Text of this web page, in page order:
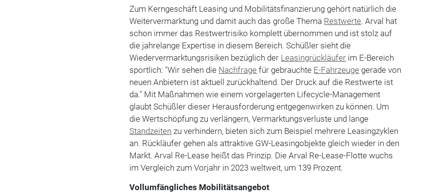
Zum Kerngeschäft Leasing und Mobilitätsfinanzierung gehört natürlich die
Weitervermarktung und damit auch das große Thema Restwerte. Arval hat
schon immer das Restwertrisiko komplett übernommen und ist stolz auf
die jahrelange Expertise in diesem Bereich. Schüßler sieht die
Wiedervermarktungsrisiken bezüglich der Leasingrückläufer im E-Bereich
sportlich: "Wir sehen die Nachfrage für gebrauchte E-Fahrzeuge gerade von
neuen Anbietern ist aktuell zurückhaltend. Der Druck auf die Restwerte ist
da." Mit Maßnahmen wie einem vorgelagerten Lifecycle-Management
glaubt Schüßler dieser Herausforderung entgegenwirken zu können. Um
die Wertschöpfung zu verlängern, Vermarktungsverluste und lange
Standzeiten zu verhindern, bieten sich zum Beispiel mehrere Leasingzyklen
an. Rückläufer gehen als attraktive GW-Leasingobjekte gleich wieder in den
Markt. Arval Re-Lease heißt das Prinzip. Die Arval Re-Lease-Flotte wuchs
im Vergleich zum Vorjahr in 2023 weltweit, um 139 Prozent.
Vollumfängliches Mobilitätsangebot